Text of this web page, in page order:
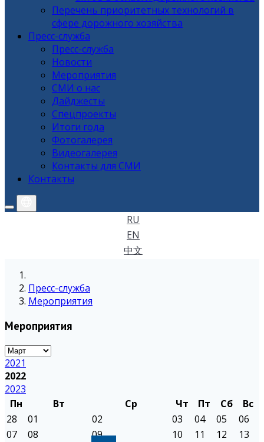
Перечень приоритетных технологий в
сфере дорожного хозяйства
Пресс-служба
Пресс-служба
Новости
Мероприятия
СМИ о нас
Дайджесты
Спецпроекты
Итоги года
Фотогалерея
Видеогалерея
Контакты для СМИ
Контакты
RU
EN
中文
Пресс-служба
Мероприятия
Мероприятия
2021
2022
2023
Пн
Вт Ср Чт Пт Сб
Вс
28
01 02 03 04 05
06
07
08 09 10 11 12 13